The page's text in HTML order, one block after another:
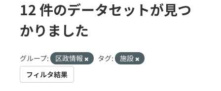
12 件のデータセットが見つ
かりました
グループ: 区政情報 タグ:
施設
フィルタ結果